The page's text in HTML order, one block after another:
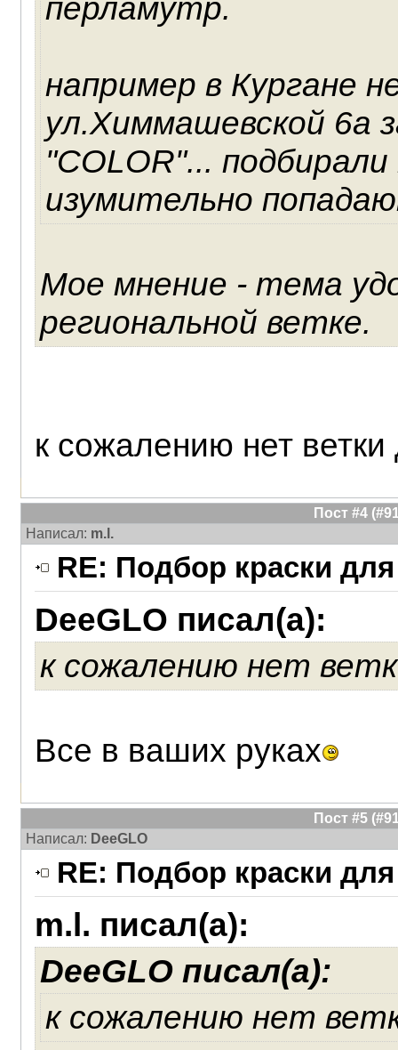
перламутр.
например в Кургане
ул.Химмашевской 6а
"COLOR"...
изумительно
Мое мнение - тема
региональной ветке.
к сожалению нет
Пост #4
Написал: m.l.
RE: Подбор краски
DeeGLO писал(а):
к сожалению нет
Все в ваших руках
Пост #5
Написал: DeeGLO
RE: Подбор краски
m.l. писал(а):
DeeGLO писал(а):
к сожалению нет